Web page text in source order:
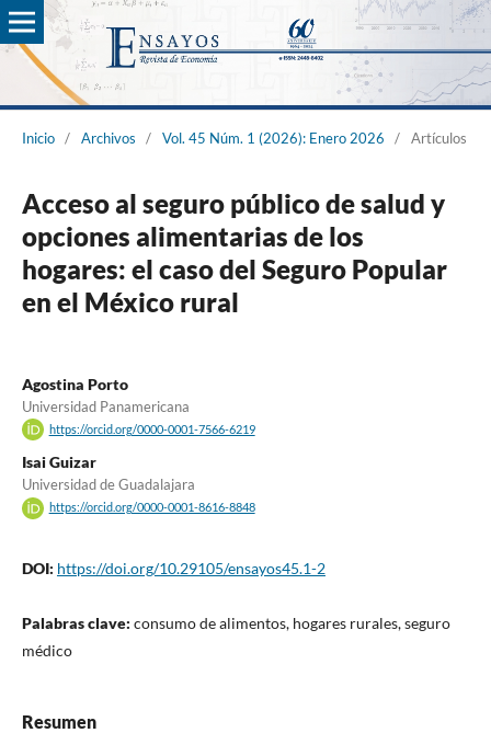
Inicio / Archivos / Vol. 45 Núm. 1 (2026): Enero 2026 / Artículos
Acceso al seguro público de salud y
opciones alimentarias de los
hogares: el caso del Seguro Popular
en el México rural
Agostina Porto
Universidad Panamericana
https://orcid.org/0000-0001-7566-6219
Isai Guizar
Universidad de Guadalajara
https://orcid.org/0000-0001-8616-8848
DOI: https://doi.org/10.29105/ensayos45.1-2
Palabras clave: consumo de alimentos, hogares rurales, seguro
médico
Resumen